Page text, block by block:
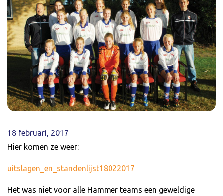
18 februari, 2017
Hier komen ze weer:
uitslagen_en_standenlijst18022017
Het was niet voor alle Hammer teams een geweldige